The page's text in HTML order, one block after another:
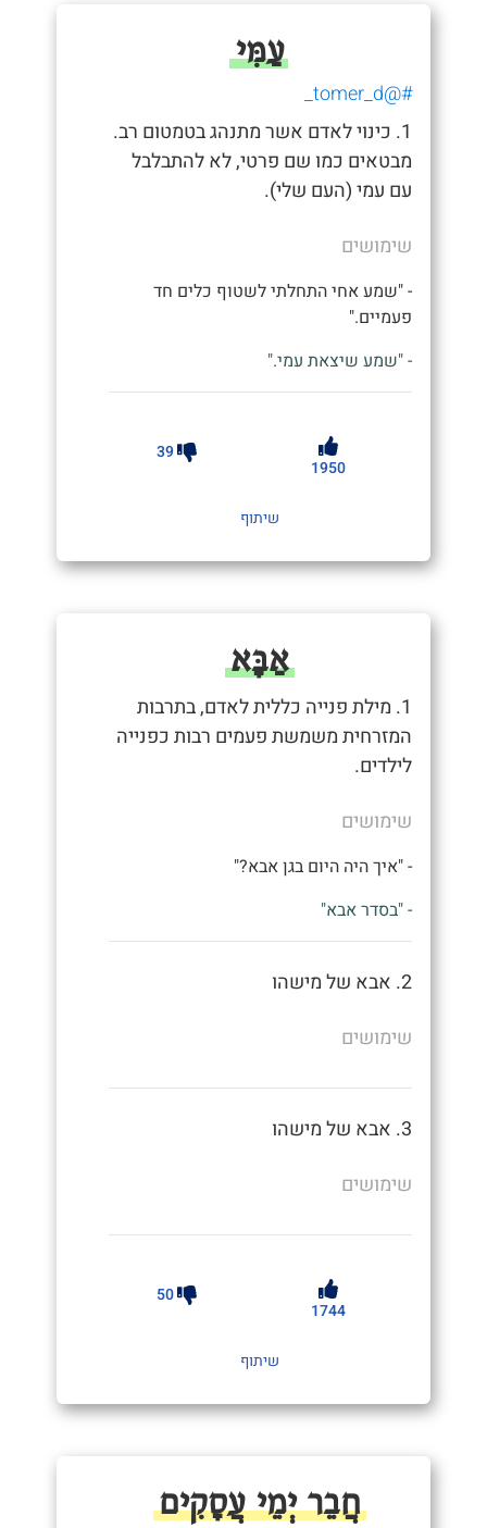
עַמִּי
#@tomer_d_
1. כינוי לאדם אשר מתנהג בטמטום רב.
מבטאים כמו שם פרטי, לא להתבלבל
עם עמי (העם שלי).
שימושים
- "שמע אחי התחלתי לשטוף כלים חד
פעמיים."
- "שמע שיצאת עמי."
1950
39
שיתוף
אַבָּא
1. מילת פנייה כללית לאדם, בתרבות
המזרחית משמשת פעמים רבות כפנייה
לילדים.
שימושים
- "איך היה היום בגן אבא?"
- "בסדר אבא"
2. אבא של מישהו
שימושים
3. אבא של מישהו
שימושים
1744
50
שיתוף
חֲבֵר יְמֵי עֲסָקִים